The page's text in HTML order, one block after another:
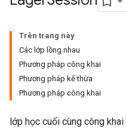
Trên trang này
Các lớp lồng nhau
Phương pháp công khai
Phương pháp kế thừa
Phương pháp công khai
lớp học cuối cùng công khai